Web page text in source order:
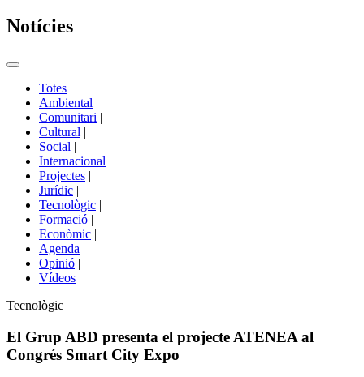
Notícies
Commutador
portals
Totes |
Ambiental |
Comunitari |
Cultural |
Social |
Internacional |
Projectes |
Jurídic |
Tecnològic |
Formació |
Econòmic |
Agenda |
Opinió |
Vídeos
Àmbit
la
notícia
Tecnològic
El Grup ABD presenta el projecte ATENEA al
Congrés Smart City Expo